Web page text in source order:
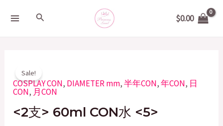
Search $0.00
Sale!
COSPLAY CON, DIAMETER mm,半年CON,年CON, 日
CON, 月CON
<2支> 60ml CON水 <5>
price
was:
$50.00.
price
$40.00.
60ml
CON
水
quantity